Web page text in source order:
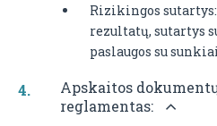
Rizikingos
rezultatų, sutartys
paslaugos su
Apskaitos
reglamentas: